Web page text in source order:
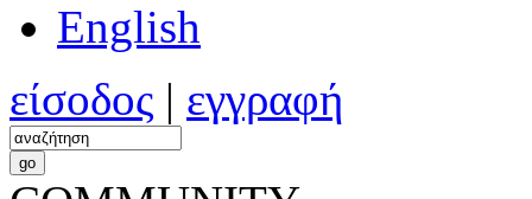
English
είσοδος | εγγραφή